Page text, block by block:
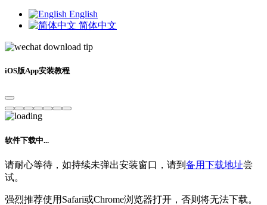
English
简体中文
iOS版App安装教程
软件下载中...
请耐心等待，如持续未弹出安装窗口，请到 备用下载地址尝
试。
强烈推荐使用Safari或Chrome浏览器打开，否则将无法下载。